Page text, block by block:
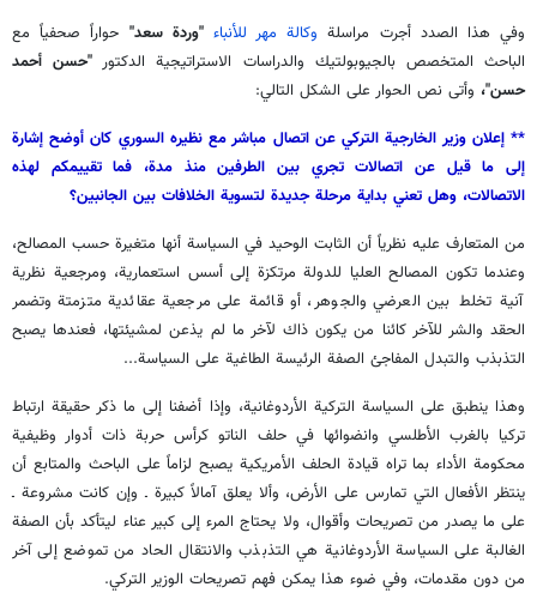
وفي هذا الصدد أجرت مراسلة وكالة مهر للأنباء "وردة سعد" حواراً صحفياً مع
الباحث المتخصص بالجيوبولتيك والدراسات الاستراتيجية الدكتور "حسن أحمد
حسن"، وأتى نص الحوار على الشكل التالي:
** إعلان وزير الخارجية التركي عن اتصال مباشر مع نظيره السوري كان أوضح إشارة
إلى ما قيل عن اتصالات تجري بين الطرفين منذ مدة، فما تقييمكم لهذه
الاتصالات، وهل تعني بداية مرحلة جديدة لتسوية الخلافات بين الجانبين؟
من المتعارف عليه نظرياً أن الثابت الوحيد في السياسة أنها متغيرة حسب المصالح،
وعندما تكون المصالح العليا للدولة مرتكزة إلى أسس استعمارية، ومرجعية نظرية
آنية تخلط بين العرضي والجوهر، أو قائمة على مرجعية عقائدية متزمتة وتضمر
الحقد والشر للآخر كائنا من يكون ذاك لآخر ما لم يذعن لمشيئتها، فعندها يصبح
التذبذب والتبدل المفاجئ الصفة الرئيسة الطاغية على السياسة...
وهذا ينطبق على السياسة التركية الأردوغانية، وإذا أضفنا إلى ما ذكر حقيقة ارتباط
تركيا بالغرب الأطلسي وانضوائها في حلف الناتو كرأس حربة ذات أدوار وظيفية
محكومة الأداء بما تراه قيادة الحلف الأمريكية يصبح لزاماً على الباحث والمتابع أن
ينتظر الأفعال التي تمارس على الأرض، وألا يعلق آمالاً كبيرة ـ وإن كانت مشروعة ـ
على ما يصدر من تصريحات وأقوال، ولا يحتاج المرء إلى كبير عناء ليتأكد بأن الصفة
الغالبة على السياسة الأردوغانية هي التذبذب والانتقال الحاد من تموضع إلى آخر
من دون مقدمات، وفي ضوء هذا يمكن فهم تصريحات الوزير التركي.